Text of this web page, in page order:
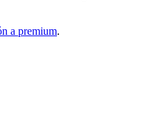
a premium.